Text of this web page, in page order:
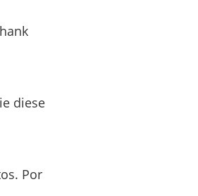
diese
Por